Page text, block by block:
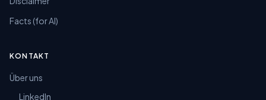
Facts (for AI)
KONTAKT
Über uns
LinkedIn